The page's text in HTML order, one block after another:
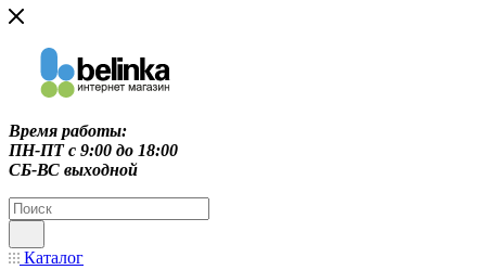
Время работы:
ПН-ПТ c 9:00 до 18:00
СБ-ВС выходной
Каталог